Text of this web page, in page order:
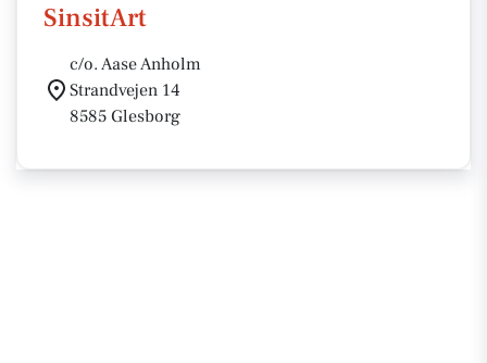
SinsitArt
c/o. Aase Anholm
Strandvejen 14
8585 Glesborg